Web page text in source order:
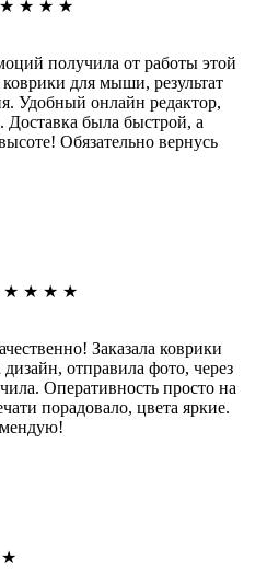
★ ★ ★ ★
получила от работы этой
для мыши, результат
Удобный онлайн редактор,
Доставка была быстрой, а
Обязательно вернусь
★ ★ ★ ★
Заказала коврики
отправила фото, через
Оперативность просто на
порадовало, цвета яркие.
★